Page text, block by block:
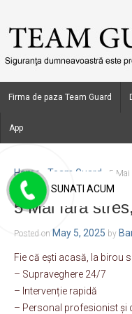
Firma de paza Team Guard
App
Home › Team Guard 5 Mai
5 Mai fără
Posted on May 5, 2025 by
Fie că ești acasă, la birou
– Supraveghere 24/7
– Intervenție rapidă
– Personal profesionist și
SUNATI ACUM